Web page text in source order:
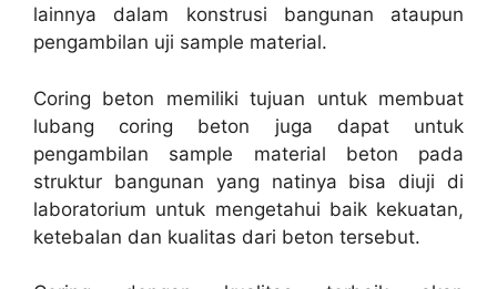
lainnya dalam konstrusi bangunan ataupun
pengambilan uji sample material.
Coring beton memiliki tujuan untuk membuat
lubang coring beton juga dapat untuk
pengambilan sample material beton pada
struktur bangunan yang natinya bisa diuji di
laboratorium untuk mengetahui baik kekuatan,
ketebalan dan kualitas dari beton tersebut.